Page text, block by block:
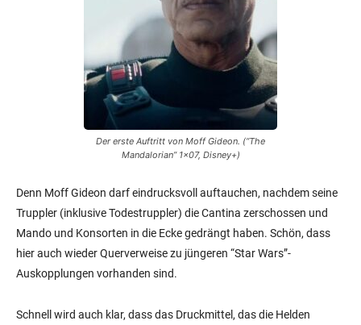
Der erste Auftritt von Moff Gideon. (“The
Mandalorian” 1×07, Disney+)
Denn Moff Gideon darf eindrucksvoll auftauchen, nachdem seine
Truppler (inklusive Todestruppler) die Cantina zerschossen und
Mando und Konsorten in die Ecke gedrängt haben. Schön, dass
hier auch wieder Querverweise zu jüngeren “Star Wars”-
Auskopplungen vorhanden sind.
Schnell wird auch klar, dass das Druckmittel, das die Helden